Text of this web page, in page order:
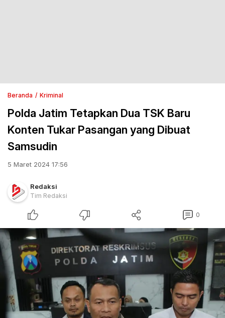
Beranda Kriminal
Polda Jatim Tetapkan Dua TSK Baru
Konten Tukar Pasangan yang Dibuat
Samsudin
5 Maret 2024 17:56
Redaksi
Tim Redaksi
0